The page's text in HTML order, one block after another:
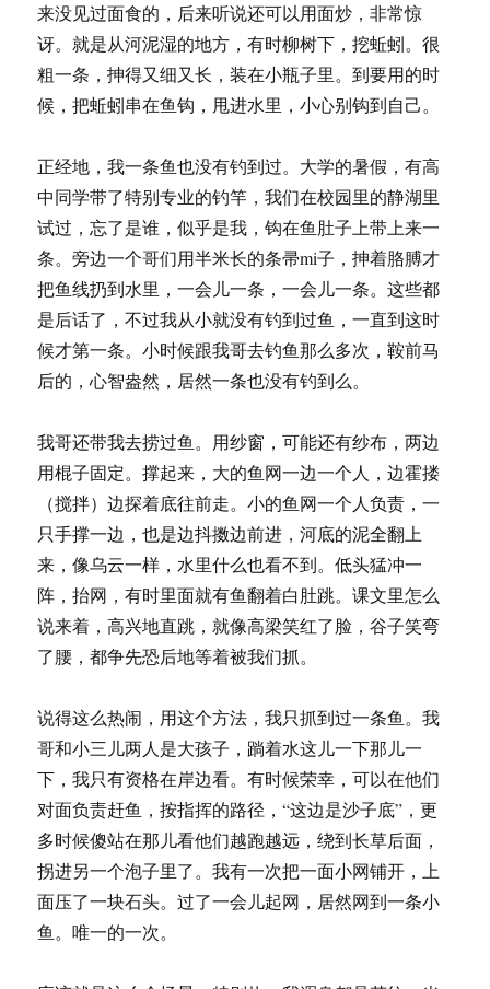
来没见过面食的，后来听说还可以用面炒，非常惊
讶。就是从河泥湿的地方，有时柳树下，挖蚯蚓。很
粗一条，抻得又细又长，装在小瓶子里。到要用的时
候，把蚯蚓串在鱼钩，甩进水里，小心别钩到自己。
正经地，我一条鱼也没有钓到过。大学的暑假，有高
中同学带了特别专业的钓竿，我们在校园里的静湖里
试过，忘了是谁，似乎是我，钩在鱼肚子上带上来一
条。旁边一个哥们用半米长的条帚mi子，抻着胳膊才
把鱼线扔到水里，一会儿一条，一会儿一条。这些都
是后话了，不过我从小就没有钓到过鱼，一直到这时
候才第一条。小时候跟我哥去钓鱼那么多次，鞍前马
后的，心智盎然，居然一条也没有钓到么。
我哥还带我去捞过鱼。用纱窗，可能还有纱布，两边
用棍子固定。撑起来，大的鱼网一边一个人，边霍搂
（搅拌）边探着底往前走。小的鱼网一个人负责，一
只手撑一边，也是边抖擞边前进，河底的泥全翻上
来，像乌云一样，水里什么也看不到。低头猛冲一
阵，抬网，有时里面就有鱼翻着白肚跳。课文里怎么
说来着，高兴地直跳，就像高梁笑红了脸，谷子笑弯
了腰，都争先恐后地等着被我们抓。
说得这么热闹，用这个方法，我只抓到过一条鱼。我
哥和小三儿两人是大孩子，䠀着水这儿一下那儿一
下，我只有资格在岸边看。有时候荣幸，可以在他们
对面负责赶鱼，按指挥的路径，“这边是沙子底”，更
多时候傻站在那儿看他们越跑越远，绕到长草后面，
拐进另一个泡子里了。我有一次把一面小网铺开，上
面压了一块石头。过了一会儿起网，居然网到一条小
鱼。唯一的一次。